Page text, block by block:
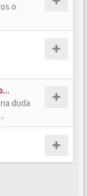
o
duda